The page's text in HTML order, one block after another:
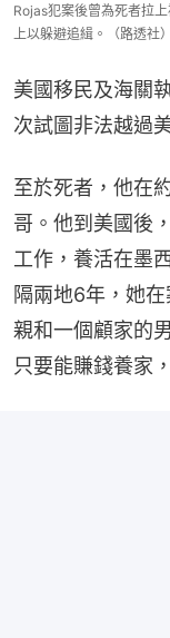
Rojas犯案後曾為死者拉
上以躲避追緝。（路透社）
美國移民及海關
次試圖非法越過
至於死者，他在
哥。他到美國後
工作，養活在墨
隔兩地6年，她
親和一個顧家的
只要能賺錢養家